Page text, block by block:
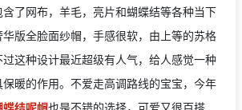
了网布，羊毛，亮片和蝴蝶结等各种当下
版全脸面纱帽，手感很软，由上等的苏格
这种设计最近超级有人气，给人感觉一种
暖的作用。不爱走高调路线的宝宝，今年